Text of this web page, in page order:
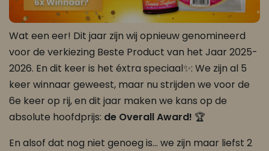
Wat een eer! Dit jaar zijn wij opnieuw genomineerd
voor de verkiezing Beste Product van het Jaar 2025-
2026. En dit keer is het éxtra speciaal✨: We zijn al 5
keer winnaar geweest, maar nu strijden we voor de
6e keer op rij, en dit jaar maken we kans op de
absolute hoofdprijs: de Overall Award! 🏆
En alsof dat nog niet genoeg is… we zijn maar liefst 2